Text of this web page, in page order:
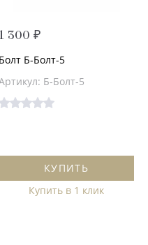
300 ₽
Болт Б-Болт-5
Б-Болт-5
КУПИТЬ
Купить в 1 клик